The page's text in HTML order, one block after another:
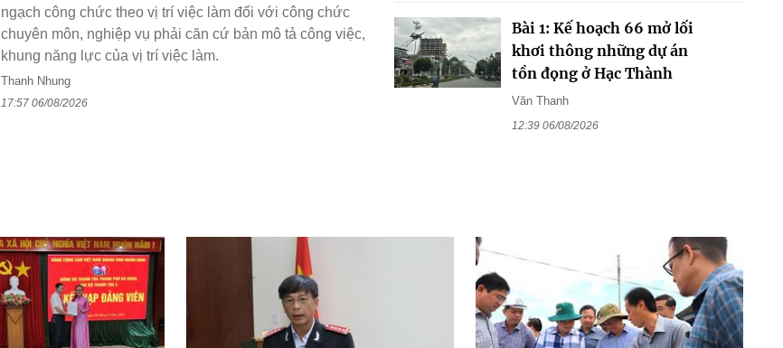
ngạch công chức theo vị trí việc làm đối với công chức
chuyên môn, nghiệp vụ phải căn cứ bản mô tả công việc,
khung năng lực của vị trí việc làm.
Thanh Nhung
17:57 06/08/2026
Bài 1: Kế hoạch 66 mở lối
khơi thông những dự án
tồn đọng ở Hạc Thành
Văn Thanh
12:39 06/08/2026